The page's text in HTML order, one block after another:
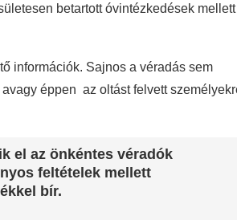
betartott óvintézkedések mellett
információk. Sajnos a véradás sem
éppen az oltást felvett
el az önkéntes véradók
feltételek mellett
bír.